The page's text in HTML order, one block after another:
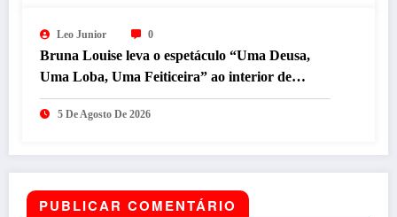
Leo Junior 0
Bruna Louise leva o espetáculo “Uma Deusa,
Uma Loba, Uma Feiticeira” ao interior de
Minas Gerais neste sábado (8)
5 De Agosto De 2026
PUBLICAR COMENTÁRIO